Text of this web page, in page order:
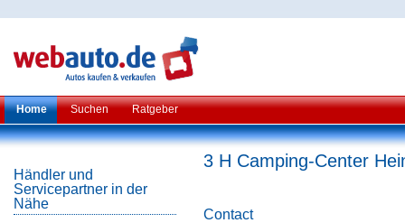
Home Suchen Ratgeber
Händler und
Servicepartner in der
Nähe
3 H Camping-Center
Contact